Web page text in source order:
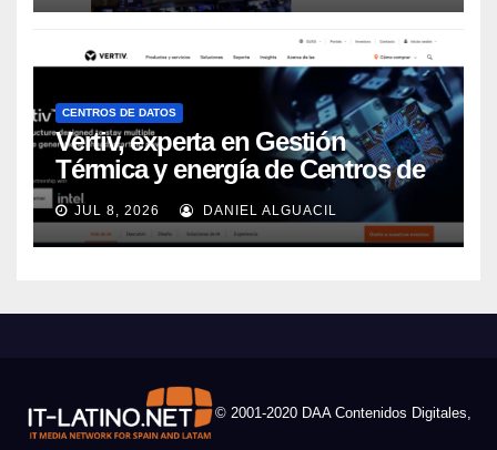
CENTROS DE DATOS
Vertiv, experta en Gestión
Térmica y energía de Centros de
Datos, sigue su crecimiento
imparable
JUL 8, 2026 DANIEL ALGUACIL
© 2001-2020 DAA Contenidos Digitales,